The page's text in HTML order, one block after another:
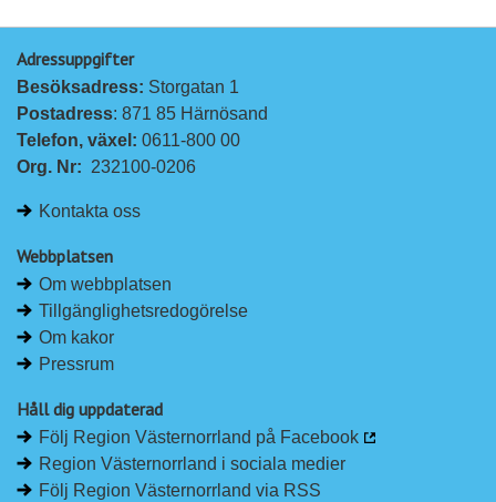
Adressuppgifter
Besöksadress: Storgatan 1
Postadress: 871 85 Härnösand
Telefon, växel: 0611-800 00
Org. Nr: 232100-0206
Kontakta oss
Webbplatsen
Om webbplatsen
Tillgänglighetsredogörelse
Om kakor
Pressrum
Håll dig uppdaterad
Följ Region Västernorrland på Facebook
Region Västernorrland i sociala medier
Följ Region Västernorrland via RSS